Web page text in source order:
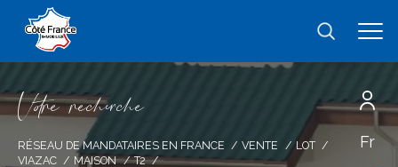
Fr
Vore recece
RÉSEAU DE MANDATAIRES EN FRANCE VENTE
LOT
VIAZAC
MAISON
T2
Effectuer une recherche